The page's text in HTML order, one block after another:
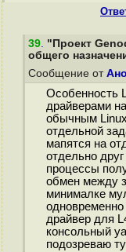
39. "Проект
общего
Сообщение от
Особенность
драйверами
обычным
отдельной
мапятся на
отдельно
процессы
обмен между
минималке
одновременно
драйвер для
консольный
подозреваю